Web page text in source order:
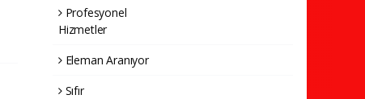
Profesyonel
Hizmetler
Eleman Aranıyor
Sıfır